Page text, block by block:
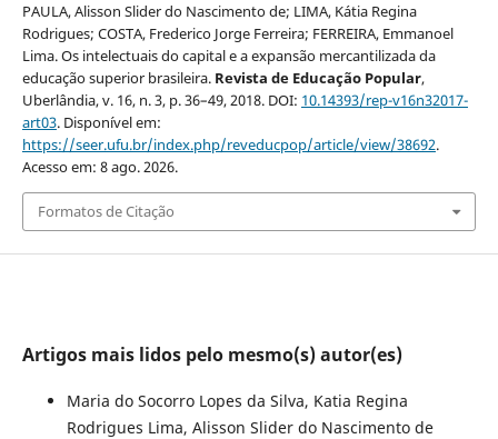
PAULA, Alisson Slider do Nascimento de; LIMA, Kátia Regina
Rodrigues; COSTA, Frederico Jorge Ferreira; FERREIRA, Emmanoel
Lima. Os intelectuais do capital e a expansão mercantilizada da
educação superior brasileira. Revista de Educação Popular,
Uberlândia, v. 16, n. 3, p. 36–49, 2018. DOI: 10.14393/rep-v16n32017-
art03. Disponível em:
https://seer.ufu.br/index.php/reveducpop/article/view/38692.
Acesso em: 8 ago. 2026.
Formatos de Citação
Artigos mais lidos pelo mesmo(s) autor(es)
Maria do Socorro Lopes da Silva, Katia Regina
Rodrigues Lima, Alisson Slider do Nascimento de